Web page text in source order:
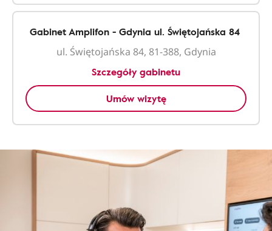
Gabinet Amplifon - Gdynia ul. Świętojańska 84
ul. Świętojańska 84, 81-388, Gdynia
Szczegóły gabinetu
Umów wizytę